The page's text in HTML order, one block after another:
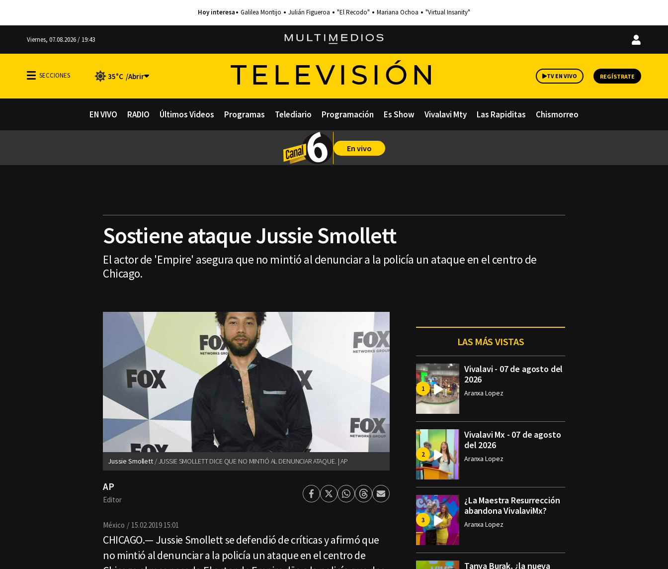
Galilea Montijo Julián Figueroa "El Recodo" Mariana Ochoa "Virtual Insanity"
Viernes, 07.08.2026 / 19:43
Iniciar
35°C TELEVISIÓN TV EN VIVO REGÍSTRATE
EN VIVO RADIO Últimos Videos Programas Telediario Programación Es Show Vivalavi Mty Las Rapiditas Chismorreo
En vivo
Sostiene ataque Jussie Smollett
El actor de 'Empire' asegura que no mintió al denunciar a la policía un ataque en el centro de
Chicago.
Jussie Smollett JUSSIE SMOLLETT DICE QUE NO MINTIÓ AL DENUNCIAR ATAQUE. | AP
AP
Editor Facebook
TwitterWhatsapp
ThreadsEnviar
México 15.02.2019 15:01
CHICAGO.— Jussie Smollett se defendió de críticas y afirmó que
no mintió al denunciar a la policía un ataque en el centro de
LAS MÁS VISTAS
Vivalavi - 07 de agosto del
2026
Aranxa Lopez
Vivalavi Mx - 07 de agosto
del 2026
Aranxa Lopez
¿La Maestra Resurrección
abandona VivalaviMx?
Aranxa Lopez
Tanya Burak, ¿la nueva